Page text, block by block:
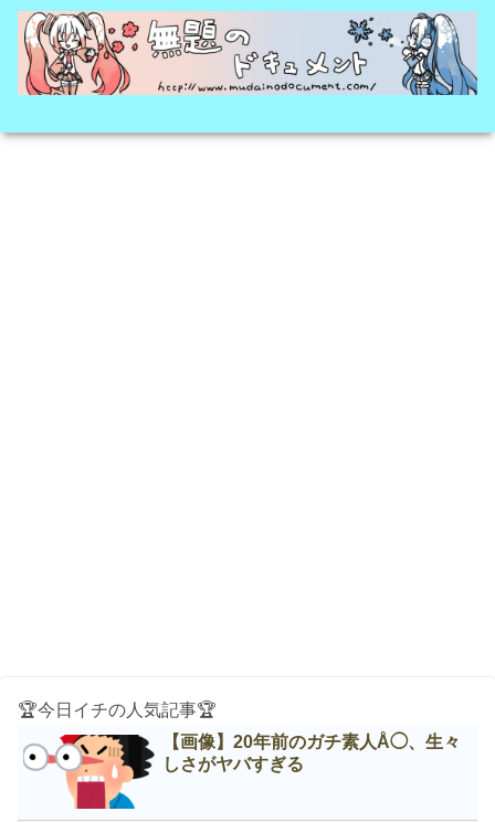
🏆今日イチの人気記事🏆
【画像】20年前のガチ素人Å◯、生々
しさがヤバすぎる